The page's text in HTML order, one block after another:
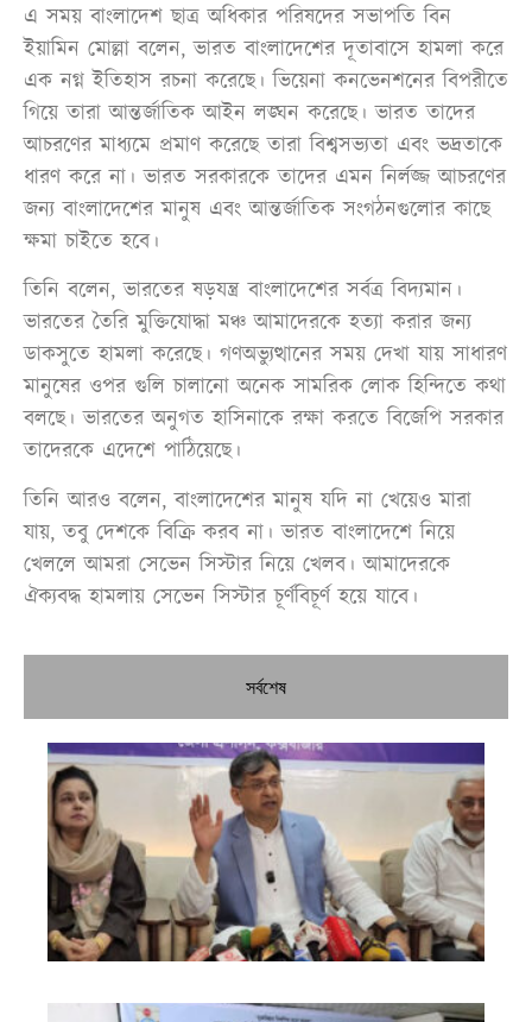
এ সময় বাংলাদেশ ছাত্র অধিকার পরিষদের সভাপতি বিন
ইয়ামিন মোল্লা বলেন, ভারত বাংলাদেশের দূতাবাসে হামলা করে
এক নগ্ন ইতিহাস রচনা করেছে। ভিয়েনা কনভেনশনের বিপরীতে
গিয়ে তারা আন্তর্জাতিক আইন লঙ্ঘন করেছে। ভারত তাদের
আচরণের মাধ্যমে প্রমাণ করেছে তারা বিশ্বসভ্যতা এবং ভদ্রতাকে
ধারণ করে না। ভারত সরকারকে তাদের এমন নির্লজ্জ আচরণের
জন্য বাংলাদেশের মানুষ এবং আন্তর্জাতিক সংগঠনগুলোর কাছে
ক্ষমা চাইতে হবে।
তিনি বলেন, ভারতের ষড়যন্ত্র বাংলাদেশের সর্বত্র বিদ্যমান।
ভারতের তৈরি মুক্তিযোদ্ধা মঞ্চ আমাদেরকে হত্যা করার জন্য
ডাকসুতে হামলা করেছে। গণঅভ্যুত্থানের সময় দেখা যায় সাধারণ
মানুষের ওপর গুলি চালানো অনেক সামরিক লোক হিন্দিতে কথা
বলছে। ভারতের অনুগত হাসিনাকে রক্ষা করতে বিজেপি সরকার
তাদেরকে এদেশে পাঠিয়েছে।
তিনি আরও বলেন, বাংলাদেশের মানুষ যদি না খেয়েও মারা
যায়, তবু দেশকে বিক্রি করব না। ভারত বাংলাদেশে নিয়ে
খেললে আমরা সেভেন সিস্টার নিয়ে খেলব। আমাদেরকে
ঐক্যবদ্ধ হামলায় সেভেন সিস্টার চূর্ণবিচূর্ণ হয়ে যাবে।
সর্বশেষ